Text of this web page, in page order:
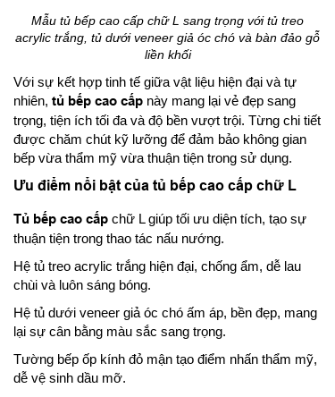
Mẫu tủ bếp cao cấp chữ L sang trọng với tủ treo
acrylic trắng, tủ dưới veneer giả óc chó và bàn đảo gỗ
liền khối
Với sự kết hợp tinh tế giữa vật liệu hiện đại và tự
nhiên, tủ bếp cao cấp này mang lại vẻ đẹp sang
trọng, tiện ích tối đa và độ bền vượt trội. Từng chi tiết
được chăm chút kỹ lưỡng để đảm bảo không gian
bếp vừa thẩm mỹ vừa thuận tiện trong sử dụng.
Ưu điểm nổi bật của tủ bếp cao cấp chữ L
Tủ bếp cao cấp chữ L giúp tối ưu diện tích, tạo sự
thuận tiện trong thao tác nấu nướng.
Hệ tủ treo acrylic trắng hiện đại, chống ẩm, dễ lau
chùi và luôn sáng bóng.
Hệ tủ dưới veneer giả óc chó ấm áp, bền đẹp, mang
lại sự cân bằng màu sắc sang trọng.
Tường bếp ốp kính đỏ mận tạo điểm nhấn thẩm mỹ,
dễ vệ sinh dầu mỡ.